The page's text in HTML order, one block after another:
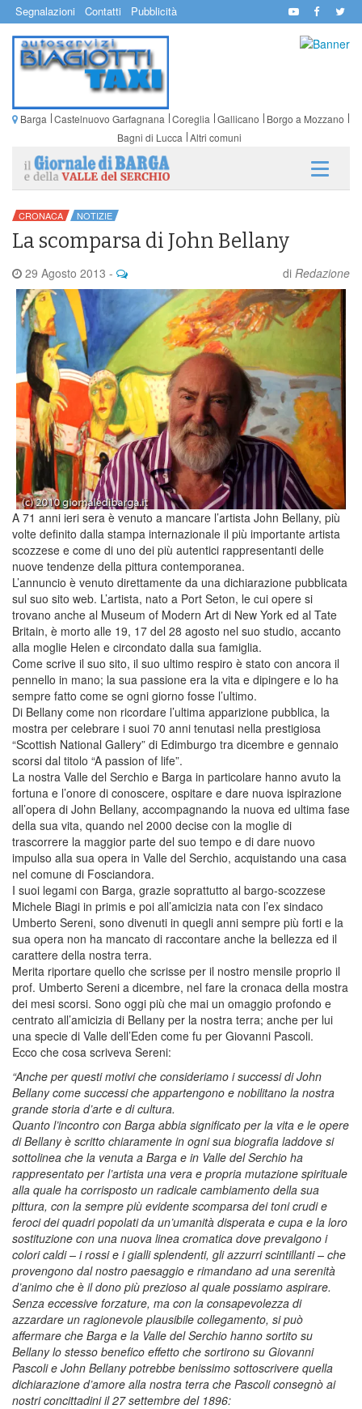
Segnalazioni Contatti Pubblicità
Barga Castelnuovo Garfagnana Coreglia Gallicano
Borgo a Mozzano
Bagni di Lucca Altri comuni
CRONACA NOTIZIE
La scomparsa di John Bellany
29 Agosto 2013 - di Redazione
A 71 anni ieri sera è venuto a mancare l’artista John Bellany, più
volte definito dalla stampa internazionale il più importante artista
scozzese e come di uno dei più autentici rappresentanti delle
nuove tendenze della pittura contemporanea.
L’annuncio è venuto direttamente da una dichiarazione pubblicata
sul suo sito web. L’artista, nato a Port Seton, le cui opere si
trovano anche al Museum of Modern Art di New York ed al Tate
Britain, è morto alle 19, 17 del 28 agosto nel suo studio, accanto
alla moglie Helen e circondato dalla sua famiglia.
Come scrive il suo sito, il suo ultimo respiro è stato con ancora il
pennello in mano; la sua passione era la vita e dipingere e lo ha
sempre fatto come se ogni giorno fosse l’ultimo.
Di Bellany come non ricordare l’ultima apparizione pubblica, la
mostra per celebrare i suoi 70 anni tenutasi nella prestigiosa
“Scottish National Gallery” di Edimburgo tra dicembre e gennaio
scorsi dal titolo “A passion of life”.
La nostra Valle del Serchio e Barga in particolare hanno avuto la
fortuna e l’onore di conoscere, ospitare e dare nuova ispirazione
all’opera di John Bellany, accompagnando la nuova ed ultima fase
della sua vita, quando nel 2000 decise con la moglie di
trascorrere la maggior parte del suo tempo e di dare nuovo
impulso alla sua opera in Valle del Serchio, acquistando una casa
nel comune di Fosciandora.
I suoi legami con Barga, grazie soprattutto al bargo-scozzese
Michele Biagi in primis e poi all’amicizia nata con l’ex sindaco
Umberto Sereni, sono divenuti in quegli anni sempre più forti e la
sua opera non ha mancato di raccontare anche la bellezza ed il
carattere della nostra terra.
Merita riportare quello che scrisse per il nostro mensile proprio il
prof. Umberto Sereni a dicembre, nel fare la cronaca della mostra
dei mesi scorsi. Sono oggi più che mai un omaggio profondo e
centrato all’amicizia di Bellany per la nostra terra; anche per lui
una specie di Valle dell’Eden come fu per Giovanni Pascoli.
Ecco che cosa scriveva Sereni:
“Anche per questi motivi che consideriamo i successi di John
Bellany come successi che appartengono e nobilitano la nostra
grande storia d’arte e di cultura.
Quanto l’incontro con Barga abbia significato per la vita e le opere
di Bellany è scritto chiaramente in ogni sua biografia laddove si
sottolinea che la venuta a Barga e in Valle del Serchio ha
rappresentato per l’artista una vera e propria mutazione spirituale
alla quale ha corrisposto un radicale cambiamento della sua
pittura, con la sempre più evidente scomparsa dei toni crudi e
feroci dei quadri popolati da un’umanità disperata e cupa e la loro
sostituzione con una nuova linea cromatica dove prevalgono i
colori caldi – i rossi e i gialli splendenti, gli azzurri scintillanti – che
provengono dal nostro paesaggio e rimandano ad una serenità
d’animo che è il dono più prezioso al quale possiamo aspirare.
Senza eccessive forzature, ma con la consapevolezza di
azzardare un ragionevole plausibile collegamento, si può
affermare che Barga e la Valle del Serchio hanno sortito su
Bellany lo stesso benefico effetto che sortirono su Giovanni
Pascoli e John Bellany potrebbe benissimo sottoscrivere quella
dichiarazione d’amore alla nostra terra che Pascoli consegnò ai
nostri concittadini il 27 settembre del 1896: